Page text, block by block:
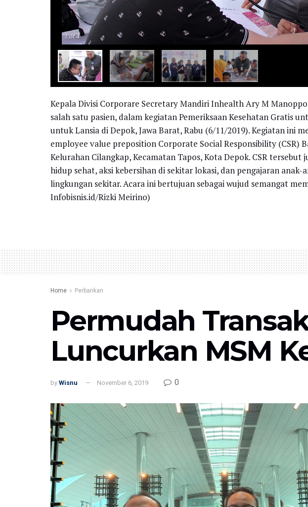
1of 4
Kepala Divisi Corporare Secretary Mandiri Inhealth Ary M
salah satu pasien, dalam kegiatan Pemeriksaan Kesehatan Gratis
untuk Lansia di Depok, Jawa Barat, Rabu (6/11/2019). Kegiatan ini
employee value preposition Corporate Social Responsibility (CSR)
Kelurahan Cilangkap, Kecamatan Tapos, Kota Depok. CSR
hidup sehat, aksi kebersihan di sekitar lokasi, dan pengajaran
lingkungan sekitar. Acara ini bertujuan sebagai wujud semangat
Infobisnis.id/Rizki Meirino)
Home Perbankan
Permudah
Luncurkan MSM
by Wisnu November 6, 2019 0